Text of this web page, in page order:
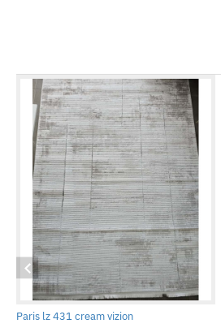
Paris lz 431 cream vizion